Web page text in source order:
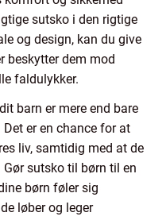
sutsko i den rigtige
og design, kan du give
beskytter dem mod
faldulykker.
barn er mere end bare
er en chance for at
liv, samtidig med at de
sutsko til børn til en
børn føler sig
løber og leger